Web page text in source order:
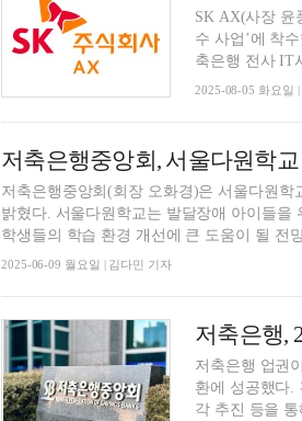
SK AX(사장 윤
수 사업’에 착
축은행 전사 IT
2025-08-05 화요일
저축은행중앙회, 서울다원학
저축은행중앙회(회장 오화경)은 서울다원학
밝혔다. 서울다원학교는 발달장애 아이들을
학생들의 학습 환경 개선에 큰 도움이 될 전
2025-06-09 월요일 | 김다민 기자
저축은행,
저축은행 업권
환에 성공했다.
각 추진 등을